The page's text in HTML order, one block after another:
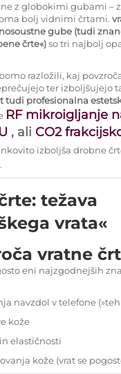
z globokimi gubami –
bolj vidnimi črtami.
gube (tudi
črte«)so tri najbolj
razložili, kaj
ter izboljšujejo
tudi profesionalna
RF mikroigljanje
, ali CO2
izboljša drobne
težava
vrata«
vratne
eni najzgodnejših
navzdol v telefone
kože
elastičnosti
kože (vrat se